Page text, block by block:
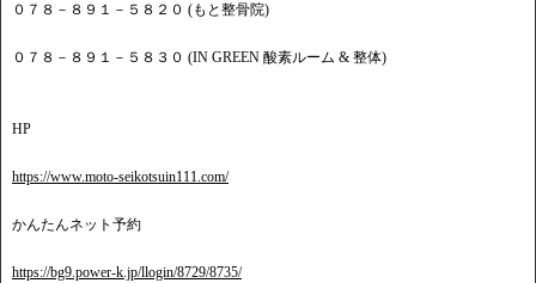
０７８－８９１－５８２０ (もと整骨院)
０７８－８９１－５８３０ (IN GREEN 酸素ルーム & 整体)
HP
https://www.moto-seikotsuin111.com/
かんたんネット予約
https://bg9.power-k.jp/llogin/8729/8735/